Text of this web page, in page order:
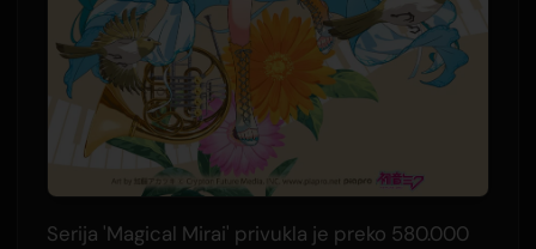
Serija 'Magical Mirai' privukla je preko 580.000